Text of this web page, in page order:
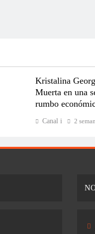
Kristalina
Muerta en una
rumbo
Canal i 2